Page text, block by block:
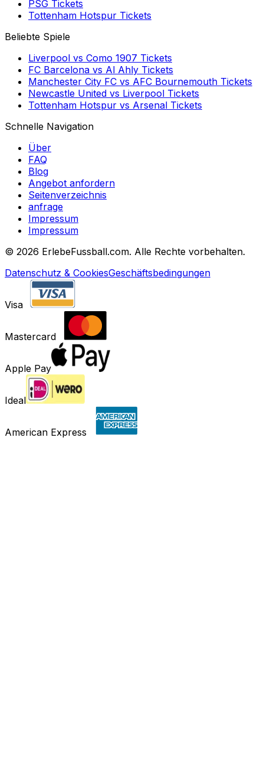
PSG Tickets
Tottenham Hotspur Tickets
Beliebte Spiele
Liverpool vs Como 1907 Tickets
FC Barcelona vs Al Ahly Tickets
Manchester City FC vs AFC Bournemouth Tickets
Newcastle United vs Liverpool Tickets
Tottenham Hotspur vs Arsenal Tickets
Schnelle Navigation
Über
FAQ
Blog
Angebot anfordern
Seitenverzeichnis
anfrage
Impressum
Impressum
© 2026 ErlebeFussball.com. Alle Rechte vorbehalten.
Datenschutz & CookiesGeschäftsbedingungen
Visa
Mastercard
Apple Pay
Ideal
American Express